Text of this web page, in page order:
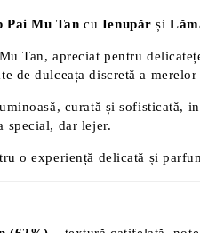
Pai Mu Tan cu Ienupărși
Tan, apreciat pentru
de dulceața discretă a
curată și sofisticată,
special, dar lejer.
o experiență delicată și